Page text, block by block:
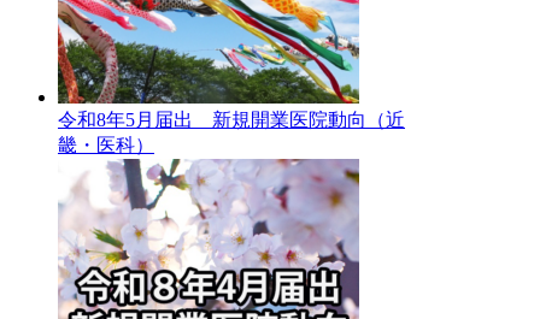
令和8年5月届出 新規開業医院動向（近
畿・医科）